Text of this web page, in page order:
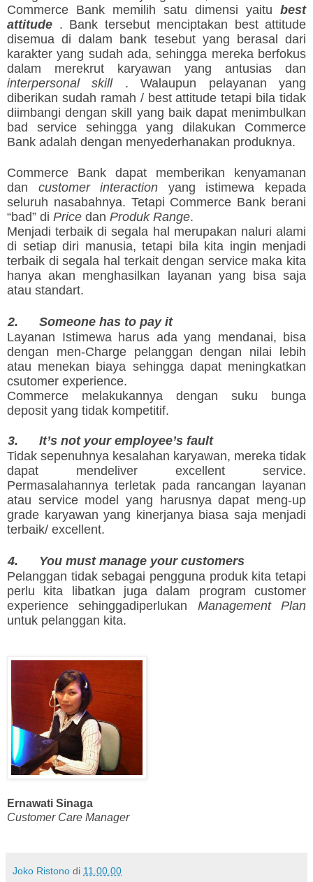
Commerce Bank memilih satu dimensi yaitu best
attitude . Bank tersebut menciptakan best attitude
disemua di dalam bank tesebut yang berasal dari
karakter yang sudah ada, sehingga mereka berfokus
dalam merekrut karyawan yang antusias dan
interpersonal skill. Walaupun pelayanan yang
diberikan sudah ramah / best attitude tetapi bila tidak
diimbangi dengan skill yang baik dapat menimbulkan
bad service sehingga yang dilakukan Commerce
Bank adalah dengan menyederhanakan produknya.
Commerce Bank dapat memberikan kenyamanan
dan customer interaction yang istimewa kepada
seluruh nasabahnya. Tetapi Commerce Bank berani
“bad” di Price dan Produk Range.
Menjadi terbaik di segala hal merupakan naluri alami
di setiap diri manusia, tetapi bila kita ingin menjadi
terbaik di segala hal terkait dengan service maka kita
hanya akan menghasilkan layanan yang bisa saja
atau standart.
Someone has to pay it
Layanan Istimewa harus ada yang mendanai, bisa
dengan men-Charge pelanggan dengan nilai lebih
atau menekan biaya sehingga dapat meningkatkan
csutomer experience.
Commerce melakukannya dengan suku bunga
deposit yang tidak kompetitif.
It’s not your employee’s fault
Tidak sepenuhnya kesalahan karyawan, mereka tidak
dapat mendeliver excellent service.
Permasalahannya terletak pada rancangan layanan
atau service model yang harusnya dapat meng-up
grade karyawan yang kinerjanya biasa saja menjadi
terbaik/ excellent.
You must manage your customers
Pelanggan tidak sebagai pengguna produk kita tetapi
perlu kita libatkan juga dalam program customer
experience sehinggadiperlukan Management Plan
untuk pelanggan kita.
Ernawati Sinaga
Customer Care Manager
Joko Ristono di 11.00.00